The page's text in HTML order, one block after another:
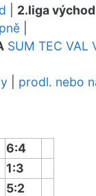
2.liga východ
SUM TEC VAL
prodl. nebo
6:4
1:3
5:2